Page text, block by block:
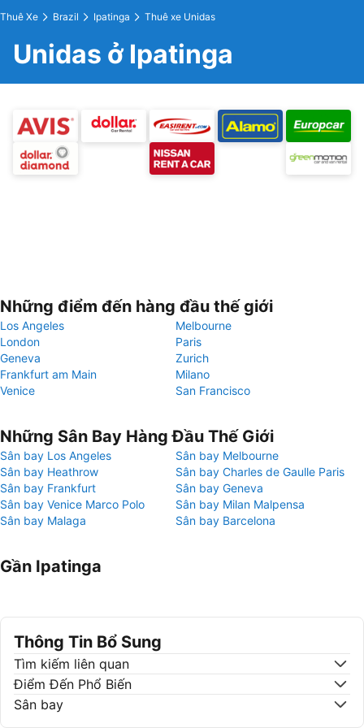
Thuê Xe Brazil Ipatinga Thuê xe Unidas
Unidas ở Ipatinga
Những điểm đến hàng đầu thế giới
Los Angeles
Melbourne
London
Paris
Geneva
Zurich
Frankfurt am Main
Milano
Venice
San Francisco
Những Sân Bay Hàng Đầu Thế Giới
Sân bay Los Angeles
Sân bay Melbourne
Sân bay Heathrow
Sân bay Charles de Gaulle Paris
Sân bay Frankfurt
Sân bay Geneva
Sân bay Venice Marco Polo
Sân bay Milan Malpensa
Sân bay Malaga
Sân bay Barcelona
Gần Ipatinga
Thông Tin Bổ Sung
Tìm kiếm liên quan
Điểm Đến Phổ Biến
Sân bay